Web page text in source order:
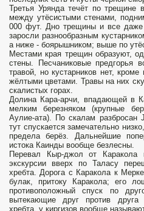
Третья Урянда течёт по трещине
между утёсистыми стенами,
000 фут. Дно трещины и все даже
заросли разнообразным
а ниже - боярышником; выше по
Местами края трещин образуют,
стены. Песчаниковые предгорья
травой, но кустарников нет,
жёлтыми цветами. Травы на них
скалистых горах.
Долина Кара-арчи, впадающей в
мелким березняком (крупные
Аулие-ата). По скалам разбросан
тут спускается замечательно
предела берёз. Дальнейшие
истока Каинды вообще безлесны.
Перевал Кыр-джол от
экскурсии вверх по Таласу
хребта. Дорога с Каракола к
булак, притоку Каракола; его
противоположный спуск по
вытекающие друг против друга
хребта, у киргизов вообще